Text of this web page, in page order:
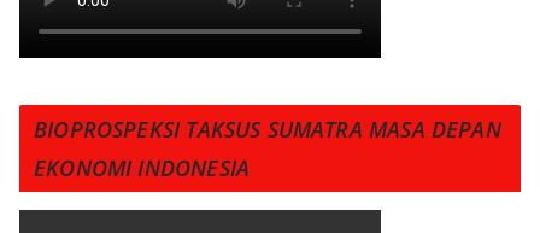
BIOPROSPEKSI TAKSUS SUMATRA MASA DEPAN
EKONOMI INDONESIA